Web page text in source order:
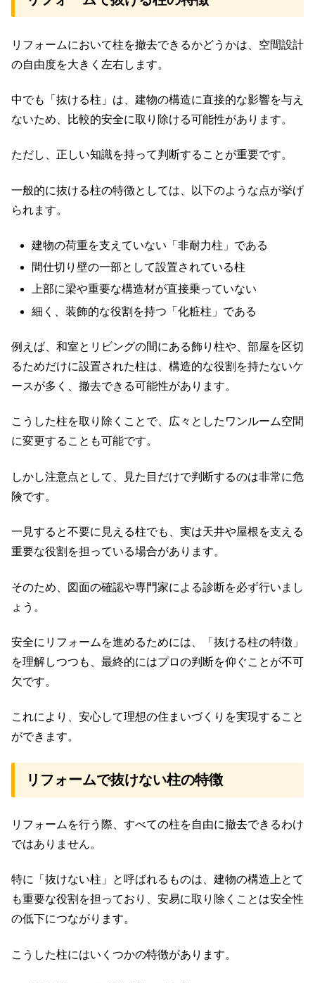
リフォームにおいて柱を撤去できるかどうかは、空間設計
の自由度を大きく左右します。
中でも「抜ける柱」は、建物の構造に直接的な影響を与え
ないため、比較的安全に取り除ける可能性があります。
ただし、正しい知識を持って判断することが重要です。
一般的に抜ける柱の特徴としては、以下のような点が挙げ
られます。
建物の荷重を支えていない「非耐力柱」である
間仕切り壁の一部として設置されている柱
上部に梁や重要な構造材が直接乗っていない
細く、装飾的な役割を持つ「化粧柱」である
例えば、和室とリビングの間にある飾り柱や、部屋を区切
るためだけに設置された柱は、構造的な役割を持たないケ
ースが多く、撤去できる可能性があります。
こうした柱を取り除くことで、広々としたワンルーム空間
に変更することも可能です。
しかし注意点として、見た目だけで判断するのは非常に危
険です。
一見すると不要に見える柱でも、実は天井や屋根を支える
重要な役割を担っている場合があります。
そのため、図面の確認や専門家による診断を必ず行いまし
ょう。
安全にリフォームを進めるためには、「抜ける柱の特徴」
を理解しつつも、最終的にはプロの判断を仰ぐことが不可
欠です。
これにより、安心して理想の住まいづくりを実現すること
ができます。
リフォームで抜けない柱の特徴
リフォームを行う際、すべての柱を自由に撤去できるわけ
ではありません。
特に「抜けない柱」と呼ばれるものは、建物の構造上とて
も重要な役割を担っており、安易に取り除くことは安全性
の低下につながります。
こうした柱にはいくつかの特徴があります。